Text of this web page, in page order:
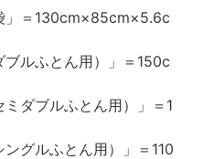
」＝130cm×85cm×5.6c
ブルふとん用）」＝150c
ミダブルふとん用）」＝1
ングルふとん用）」＝110